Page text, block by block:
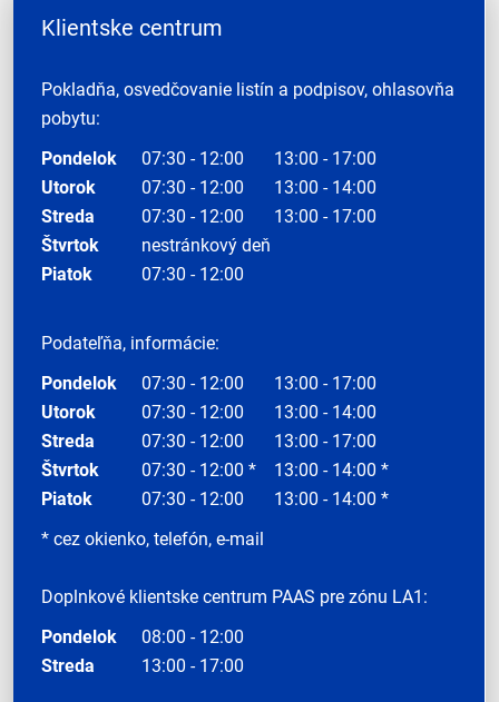
Klientske centrum
Pokladňa, osvedčovanie listín a podpisov, ohlasovňa
pobytu:
Pondelok
07:30 - 12:00
13:00 - 17:00
Utorok
07:30 - 12:00
13:00 - 14:00
Streda
07:30 - 12:00
13:00 - 17:00
Štvrtok
nestránkový deň
Piatok
07:30 - 12:00
Podateľňa, informácie:
Pondelok
07:30 - 12:00
13:00 - 17:00
Utorok
07:30 - 12:00
13:00 - 14:00
Streda
07:30 - 12:00
13:00 - 17:00
Štvrtok
07:30 - 12:00 *
13:00 - 14:00 *
Piatok
07:30 - 12:00
13:00 - 14:00 *
* cez okienko, telefón, e-mail
Doplnkové klientske centrum PAAS pre zónu LA1:
Pondelok
08:00 - 12:00
Streda
13:00 - 17:00